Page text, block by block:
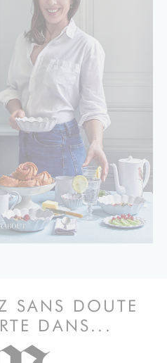
SANS DOUTE
DANS...